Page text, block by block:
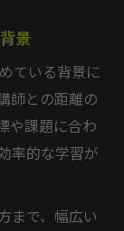
クールの
ンの違い
景
ている背景に
師との距離の
や課題に合わ
率的な学習が
まで、幅広い